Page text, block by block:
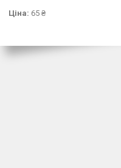
Ціна: 65 ₴